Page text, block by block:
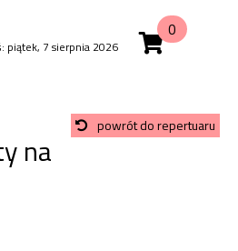
piątek, 7 sierpnia 2026
0
powrót do repertuaru
na